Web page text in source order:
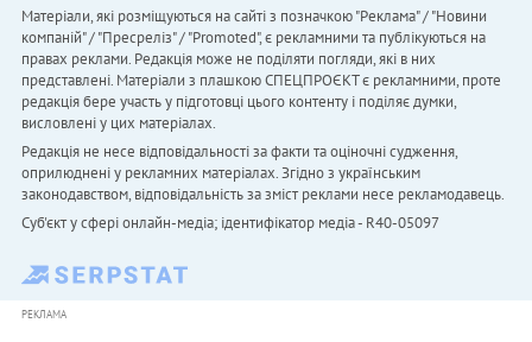
Матеріали, які розміщуються на сайті з позначкою "Реклама" / "Новини
компаній" / "Пресреліз" / "Promoted", є рекламними та публікуються на
правах реклами. Редакція може не поділяти погляди, які в них
представлені. Матеріали з плашкою СПЕЦПРОЄКТ є рекламними, проте
редакція бере участь у підготовці цього контенту і поділяє думки,
висловлені у цих матеріалах.
Редакція не несе відповідальності за факти та оціночні судження,
оприлюднені у рекламних матеріалах. Згідно з українським
законодавством, відповідальність за зміст реклами несе рекламодавець.
Cуб'єкт у сфері онлайн-медіа; ідентифікатор медіа - R40-05097
РЕКЛАМА